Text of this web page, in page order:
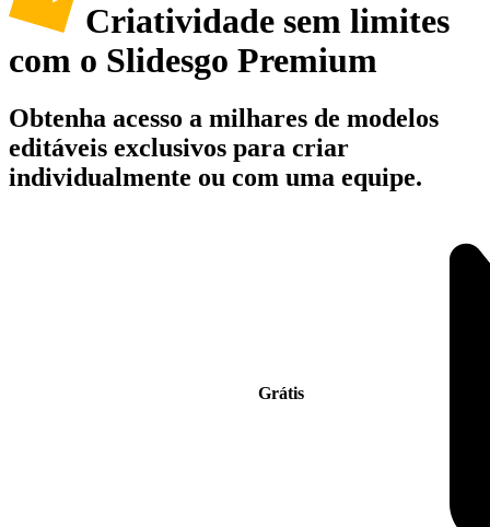
Criatividade sem limites
com o Slidesgo Premium
Obtenha acesso a milhares de modelos
editáveis exclusivos para criar
individualmente ou com uma equipe.
Grátis